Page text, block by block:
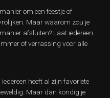
om een feestje of
Maar waarom zou je
afsluiten? Laat iedereen
of verrassing voor alle
heeft al zijn favoriete
Maar dan kondig je